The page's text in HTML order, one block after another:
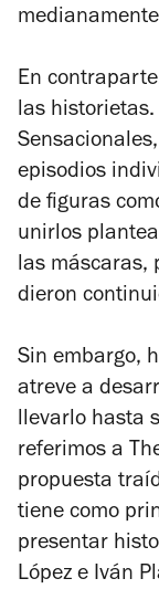
En
las
Sensacionales,
episodios
de figuras
unirlos
las máscaras,
dieron
Sin embargo,
atreve a
llevarlo hasta
referimos a
propuesta
tiene como
presentar
López e Iván